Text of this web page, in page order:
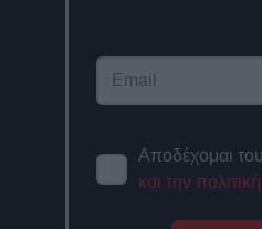
Αποδέχομαι
και την